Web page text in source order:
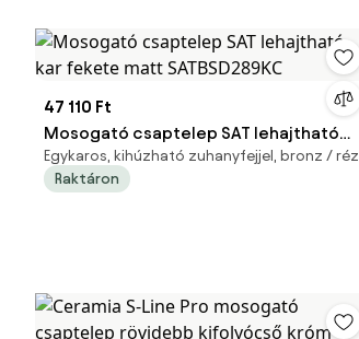
47 110 Ft
Mosogató csaptelep SAT lehajtható
kar fekete matt SATBSD289KC
Egykaros, kihúzható zuhanyfejjel, bronz / réz
Raktáron